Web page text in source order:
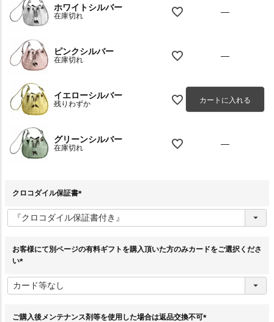
ホワイトシルバー
在庫切れ —
ピンクシルバー
在庫切れ —
イエローシルバー
残りわずか カートに入れる
グリーンシルバー
在庫切れ —
クロコダイル保証書
必
須
お客様にて別ページの有料ギフトを購入頂いた方のみカードをご選択くださ
い
必
須
ご購入後メンテナンス剤等を使用した場合は返品交換不可